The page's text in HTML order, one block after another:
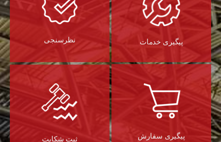
پیگیری خدمات نظرسنجی
پیگیری سفارش ثبت شکایت